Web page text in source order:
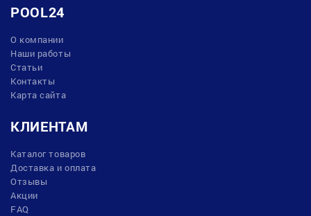
POOL24
О компании
Наши работы
Статьи
Контакты
Карта сайта
КЛИЕНТАМ
Каталог товаров
Доставка и оплата
Отзывы
Акции
FAQ